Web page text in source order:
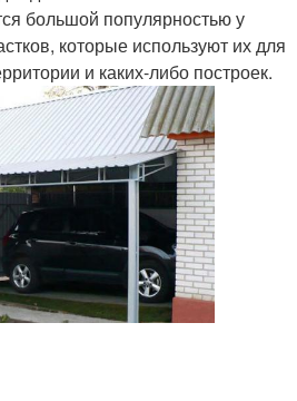
большой популярностью у
которые используют их для
и каких-либо построек.